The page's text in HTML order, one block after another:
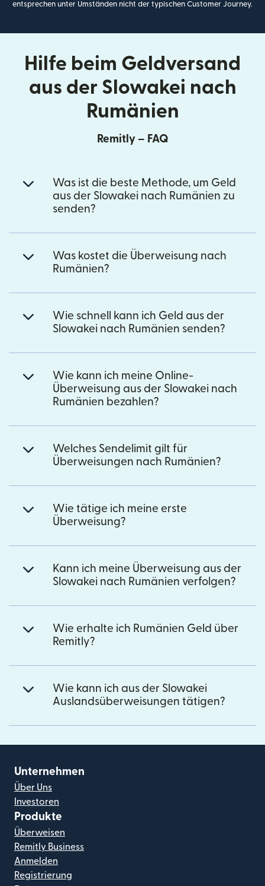
entsprechen unter Umständen nicht der typischen Customer Journey.
Hilfe beim Geldversand
aus der Slowakei nach
Rumänien
Remitly – FAQ
Was ist die beste Methode, um Geld
aus der Slowakei nach Rumänien zu
senden?
Was kostet die Überweisung nach
Rumänien?
Wie schnell kann ich Geld aus der
Slowakei nach Rumänien senden?
Wie kann ich meine Online-
Überweisung aus der Slowakei nach
Rumänien bezahlen?
Welches Sendelimit gilt für
Überweisungen nach Rumänien?
Wie tätige ich meine erste
Überweisung?
Kann ich meine Überweisung aus der
Slowakei nach Rumänien verfolgen?
Wie erhalte ich Rumänien Geld über
Remitly?
Wie kann ich aus der Slowakei
Auslandsüberweisungen tätigen?
Unternehmen
Über Uns
Investoren
Produkte
Überweisen
Remitly Business
Anmelden
Registrierung